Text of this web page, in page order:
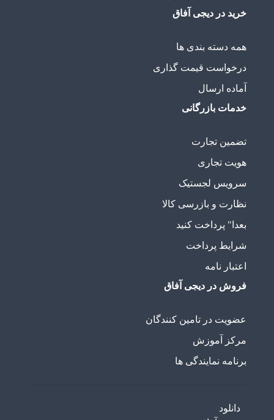
خرید در دیجی آفاق
همه دسته بندی ها
درخواست قیمت گذاری
آماده ارسال
خدمات بازرگانی
تضمین تجارت
هویت تجاری
سرویس لجستیک
نظارت و بازرسی کالا
بعدا" پرداخت کنید
شرایط پرداخت
اعتبار نامه
فروش در دیجی آفاق
عضویت در تامین کنندگان
مرکز آموزش
برنامه نمایندگی ها
دانلود